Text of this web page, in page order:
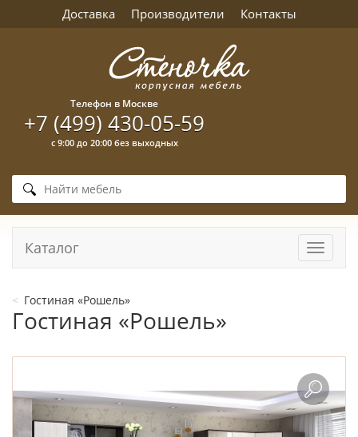
Доставка Производители Контакты
Телефон в Москве
+7 (499) 430-05-59
с 9:00 до 20:00 без выходных
Каталог
Гостиная «Рошель»
Гостиная «Рошель»